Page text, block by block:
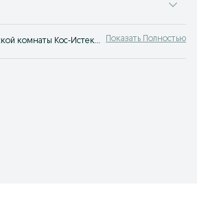
Продажа мебели для детской комнаты Кос-Истек ⭐ Покупайте детскую мебель б/у или новую по доступным ценам ✔️Детская мебель на ➤ OLX.kz! Показать Полностью